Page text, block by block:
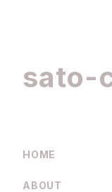
sato-
HOME
ABOUT